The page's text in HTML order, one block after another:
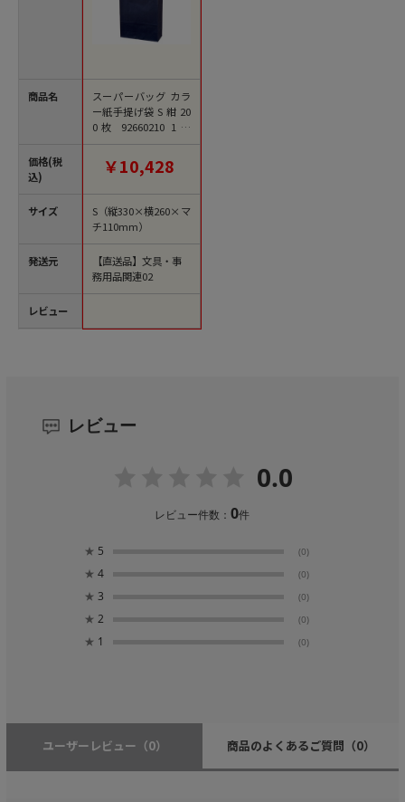
商品名
価格(税
込)
サイズ
発送元
レビュー
スーパーバッグ カラ
ー紙手提げ袋 S 紺 20
0枚 92660210 1箱
（ご注文単位1箱)【直
￥10,428
S（縦330×横260×マ
チ110mm）
【直送品】文具・事
務用品関連02
レビュー
0.0
レビュー件数：0件
★ 5 (0)
★ 4 (0)
★ 3 (0)
★ 2 (0)
★ 1 (0)
ユーザーレビュー （0） 商品のよくあるご質問 （0）